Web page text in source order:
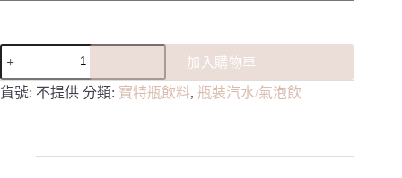
附
加入購物車
貨號: 不提供 分類: 寶特瓶飲料, 瓶裝汽水/氣泡飲